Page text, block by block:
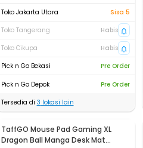
Toko Jakarta Utara
Sisa 5
Toko Tangerang
Habis
Toko Cikupa
Habis
Pick n Go Bekasi
Pre Order
Pick n Go Depok
Pre Order
Tersedia di 3 lokasi lain
TaffGO Mouse Pad Gaming XL
Dragon Ball Manga Desk Mat